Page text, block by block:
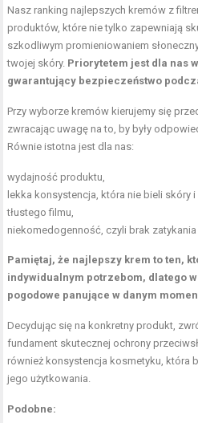
Nasz ranking najlepszych kremów z
produktów, które nie tylko zapewniają
szkodliwym promieniowaniem
twojej skóry. Priorytetem jest dla nas
gwarantujący bezpieczeństwo
Przy wyborze kremów kierujemy się
zwracając uwagę na to, by były
Równie istotna jest dla nas:
wydajność produktu,
lekka konsystencja, która nie bieli skóry
tłustego filmu,
niekomedogenność, czyli brak zatykania
Pamiętaj, że najlepszy krem to ten,
indywidualnym potrzebom, dlatego
pogodowe panujące w danym
Decydując się na konkretny produkt,
fundament skutecznej ochrony
również konsystencja kosmetyku, która
jego użytkowania.
Podobne: